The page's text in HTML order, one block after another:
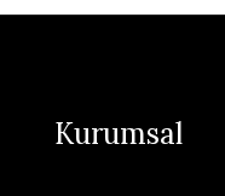
Kurumsal